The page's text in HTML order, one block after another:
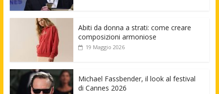
Abiti da donna a strati: come creare
composizioni armoniose
19 Maggio 2026
Michael Fassbender, il look al festival
di Cannes 2026